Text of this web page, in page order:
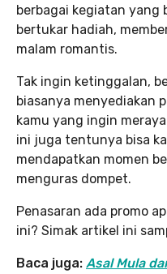
berbagai kegiatan yang
bertukar hadiah,
malam romantis.
Tak ingin ketinggalan,
biasanya menyediakan
kamu yang ingin
ini juga tentunya bisa
mendapatkan momen
menguras dompet.
Penasaran ada promo
ini? Simak artikel ini
Baca juga: Asal Mula